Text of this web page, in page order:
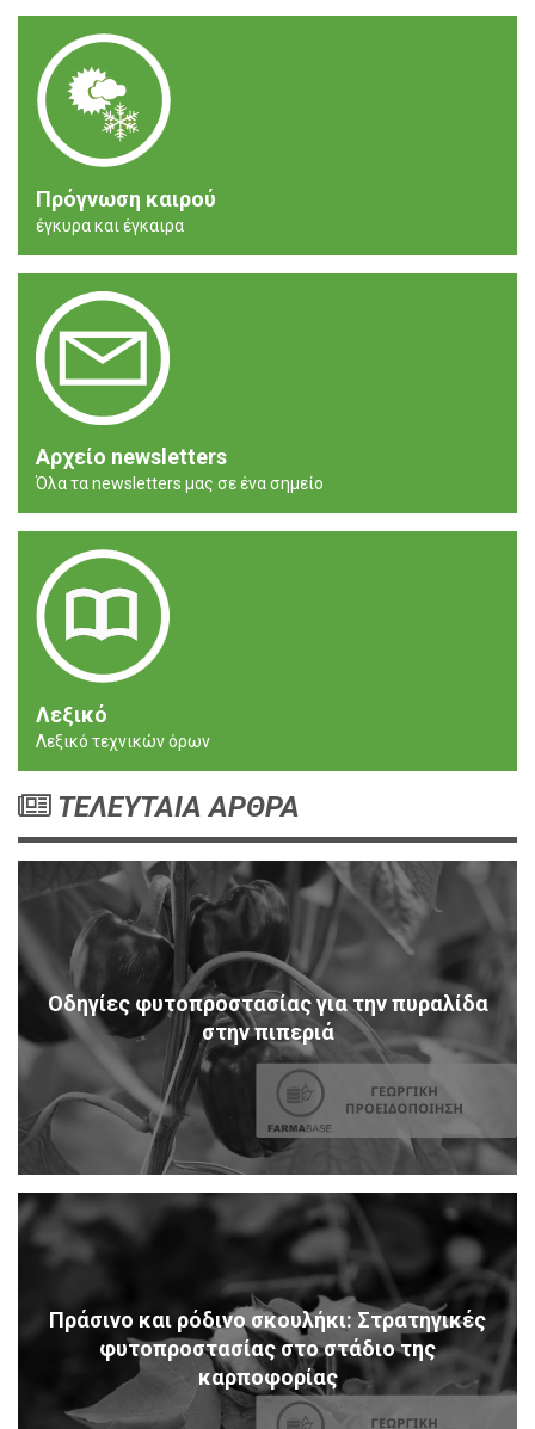
Πρόγνωση καιρού
έγκυρα και έγκαιρα
Αρχείο newsletters
Όλα τα newsletters μας σε ένα σημείο
Λεξικό
Λεξικό τεχνικών όρων
ΤΕΛΕΥΤΑΙΑ ΑΡΘΡΑ
Οδηγίες φυτοπροστασίας για την πυραλίδα
στην πιπεριά
Πράσινο και ρόδινο σκουλήκι: Στρατηγικές
φυτοπροστασίας στο στάδιο της
καρποφορίας